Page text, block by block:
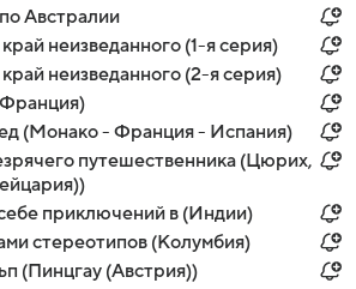
Австралии
неизведанного (1-я серия)
неизведанного (2-я серия)
(Монако - Франция - Испания)
путешественника (Цюрих,
приключений в (Индии)
стереотипов (Колумбия)
(Пинцгау (Австрия))